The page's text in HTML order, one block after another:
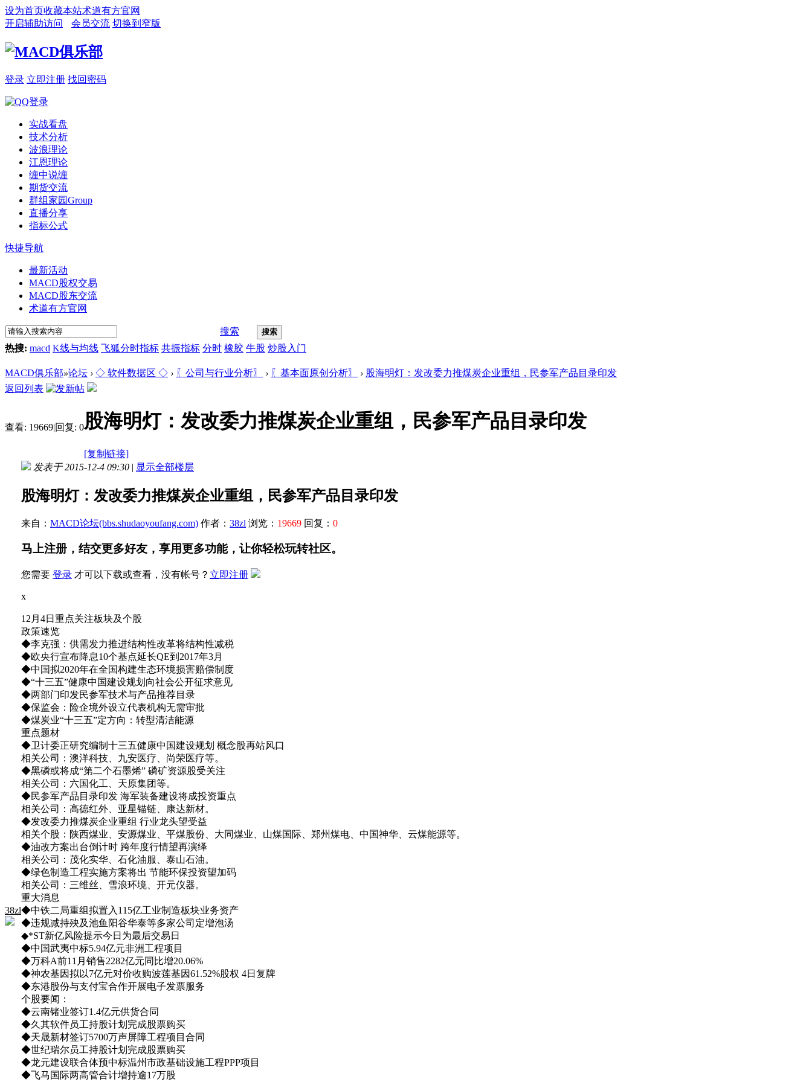
设为首页收藏本站术道有方官网
开启辅助访问
会员交流 切换到窄版
登录 立即注册 找回密码
实战看盘
技术分析
波浪理论
江恩理论
缠中说缠
期货交流
群组家园Group
直播分享
指标公式
快捷导航
最新活动
MACD股权交易
MACD股东交流
术道有方官网
搜索 搜索
热搜: macd K线与均线 飞狐分时指标 共振指标 分时 橡胶 牛股 炒股入门
MACD俱乐部»论坛 › ◇ 软件数据区 ◇ › 〖公司与行业分析〗 › 〖基本面原创分析〗 › 股海明灯：发改委力推煤炭企业重组，民参军产品目录印发
返回列表
查看: 19669|回复: 0股海明灯：发改委力推煤炭企业重组，民参军产品目录印发
[复制链接]
38zl
发表于 2015-12-4 09:30 | 显示全部楼层
股海明灯：发改委力推煤炭企业重组，民参军产品目录印发
来自： MACD论坛(bbs.shudaoyoufang.com) 作者： 38zl 浏览： 19669 回复： 0
马上注册，结交更多好友，享用更多功能，让你轻松玩转社区。
您需要 登录 才可以下载或查看，没有帐号？ 立即注册
x
12月4日重点关注板块及个股
政策速览
◆李克强：供需发力推进结构性改革将结构性减税
◆欧央行宣布降息10个基点延长QE到2017年3月
◆中国拟2020年在全国构建生态环境损害赔偿制度
◆“十三五”健康中国建设规划向社会公开征求意见
◆两部门印发民参军技术与产品推荐目录
◆保监会：险企境外设立代表机构无需审批
◆煤炭业“十三五”定方向：转型清洁能源
重点题材
◆卫计委正研究编制十三五健康中国建设规划 概念股再站风口
相关公司：澳洋科技、九安医疗、尚荣医疗等。
◆黑磷或将成“第二个石墨烯” 磷矿资源股受关注
相关公司：六国化工、天原集团等。
◆民参军产品目录印发 海军装备建设将成投资重点
相关公司：高德红外、亚星锚链、康达新材。
◆发改委力推煤炭企业重组 行业龙头望受益
相关个股：陕西煤业、安源煤业、平煤股份、大同煤业、山煤国际、郑州煤电、中国神华、云煤能源等。
◆油改方案出台倒计时 跨年度行情望再演绎
相关公司：茂化实华、石化油服、泰山石油。
◆绿色制造工程实施方案将出 节能环保投资望加码
相关公司：三维丝、雪浪环境、开元仪器。
重大消息
◆中铁二局重组拟置入115亿工业制造板块业务资产
◆违规减持殃及池鱼阳谷华泰等多家公司定增泡汤
◆*ST新亿风险提示今日为最后交易日
◆中国武夷中标5.94亿元非洲工程项目
◆万科A前11月销售2282亿元同比增20.06%
◆神农基因拟以7亿元对价收购波莲基因61.52%股权 4日复牌
◆东港股份与支付宝合作开展电子发票服务
个股要闻：
◆云南锗业签订1.4亿元供货合同
◆久其软件员工持股计划完成股票购买
◆天晟新材签订5700万声屏障工程项目合同
◆世纪瑞尔员工持股计划完成股票购买
◆龙元建设联合体预中标温州市政基础设施工程PPP项目
◆飞马国际两高管合计增持逾17万股